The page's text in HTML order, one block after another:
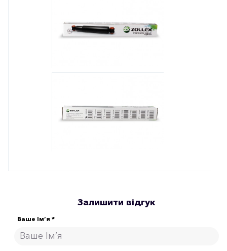
Залишити відгук
Ваше Ім’я *